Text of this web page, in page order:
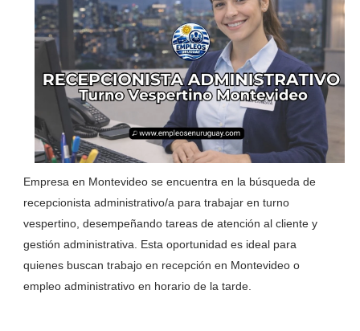
Empresa en Montevideo se encuentra en la búsqueda de
recepcionista administrativo/a para trabajar en turno
vespertino, desempeñando tareas de atención al cliente y
gestión administrativa. Esta oportunidad es ideal para
quienes buscan trabajo en recepción en Montevideo o
empleo administrativo en horario de la tarde.